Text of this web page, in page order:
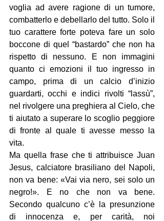
voglia ad avere ragione di un tumore,
combatterlo e debellarlo del tutto. Solo il
tuo carattere forte poteva fare un solo
boccone di quel “bastardo” che non ha
rispetto di nessuno. E non immagini
quanto ci emozioni il tuo ingresso in
campo, prima di un calcio d’inizio
guardarti, occhi e indici rivolti “lassù”,
nel rivolgere una preghiera al Cielo, che
ti aiutato a superare lo scoglio peggiore
di fronte al quale ti avesse messo la
vita.
Ma quella frase che ti attribuisce Juan
Jesus, calciatore brasiliano del Napoli,
non va bene: «Vai via nero, sei solo un
negro!». E no che non va bene.
Secondo qualcuno c’è la presunzione
di innocenza e, per carità, noi